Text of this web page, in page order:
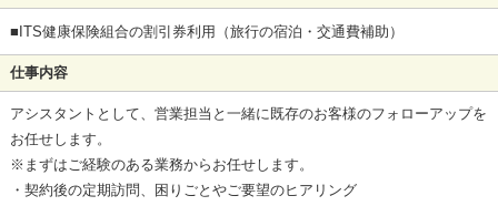
■ITS健康保険組合の割引券利用（旅行の宿泊・交通費補助）
仕事内容
アシスタントとして、営業担当と一緒に既存のお客様のフォローアップを
お任せします。
※まずはご経験のある業務からお任せします。
・契約後の定期訪問、困りごとやご要望のヒアリング